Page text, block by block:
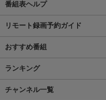
番組表ヘルプ
リモート録画予約ガイド
おすすめ番組
ランキング
チャンネル一覧